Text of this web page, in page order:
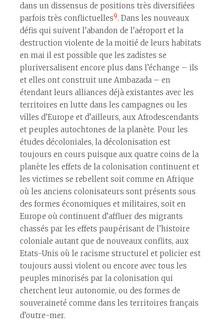
dans un dissensus de positions très diversifiées
parfois très conflictuelles9. Dans les nouveaux
défis qui suivent l’abandon de l’aéroport et la
destruction violente de la moitié de leurs habitats
en mai il est possible que les zadistes se
pluriversalisent encore plus dans l’échange – ils
et elles ont construit une Ambazada – en
étendant leurs alliances déjà existantes avec les
territoires en lutte dans les campagnes ou les
villes d’Europe et d’ailleurs, aux Afrodescendants
et peuples autochtones de la planète. Pour les
études décoloniales, la décolonisation est
toujours en cours puisque aux quatre coins de la
planète les effets de la colonisation continuent et
les victimes se rebellent soit comme en Afrique
où les anciens colonisateurs sont présents sous
des formes économiques et militaires, soit en
Europe où continuent d’affluer des migrants
chassés par les effets paupérisant de l’histoire
coloniale autant que de nouveaux conflits, aux
Etats-Unis où le racisme structurel et policier est
toujours aussi violent ou encore avec tous les
peuples minorisés par la colonisation qui
cherchent leur autonomie, ou des formes de
souveraineté comme dans les territoires français
d’outre-mer.